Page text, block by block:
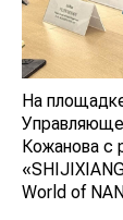
На
Кожанова с
World of